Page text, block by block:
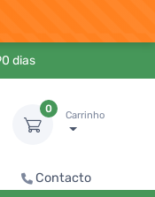
dias
0
Carrinho
Contacto